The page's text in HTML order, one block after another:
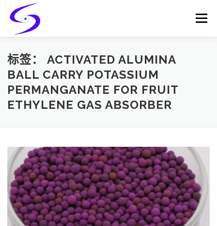
content
Menu
HOME PRODUCTS CATALYST-CARRIER
CATALYST-SUPPORT SERVICES CONTACT
标签： ACTIVATED ALUMINA
BALL CARRY POTASSIUM
PERMANGANATE FOR FRUIT
ETHYLENE GAS ABSORBER